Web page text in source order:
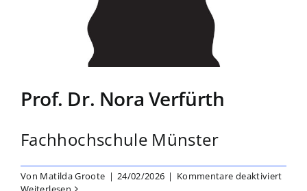
Prof. Dr. Nora Verfürth
Fachhochschule Münster
Von Matilda Groote | 24/02/2026 | Kommentare deaktiviertfür